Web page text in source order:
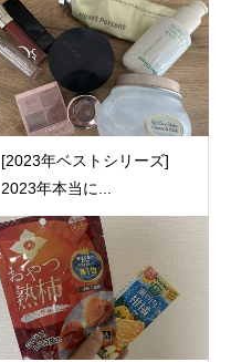
[2023年ベストシリーズ]
2023年本当に...